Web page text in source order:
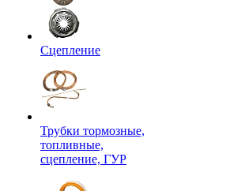
Сцепление
Трубки тормозные,
топливные,
сцепление, ГУР